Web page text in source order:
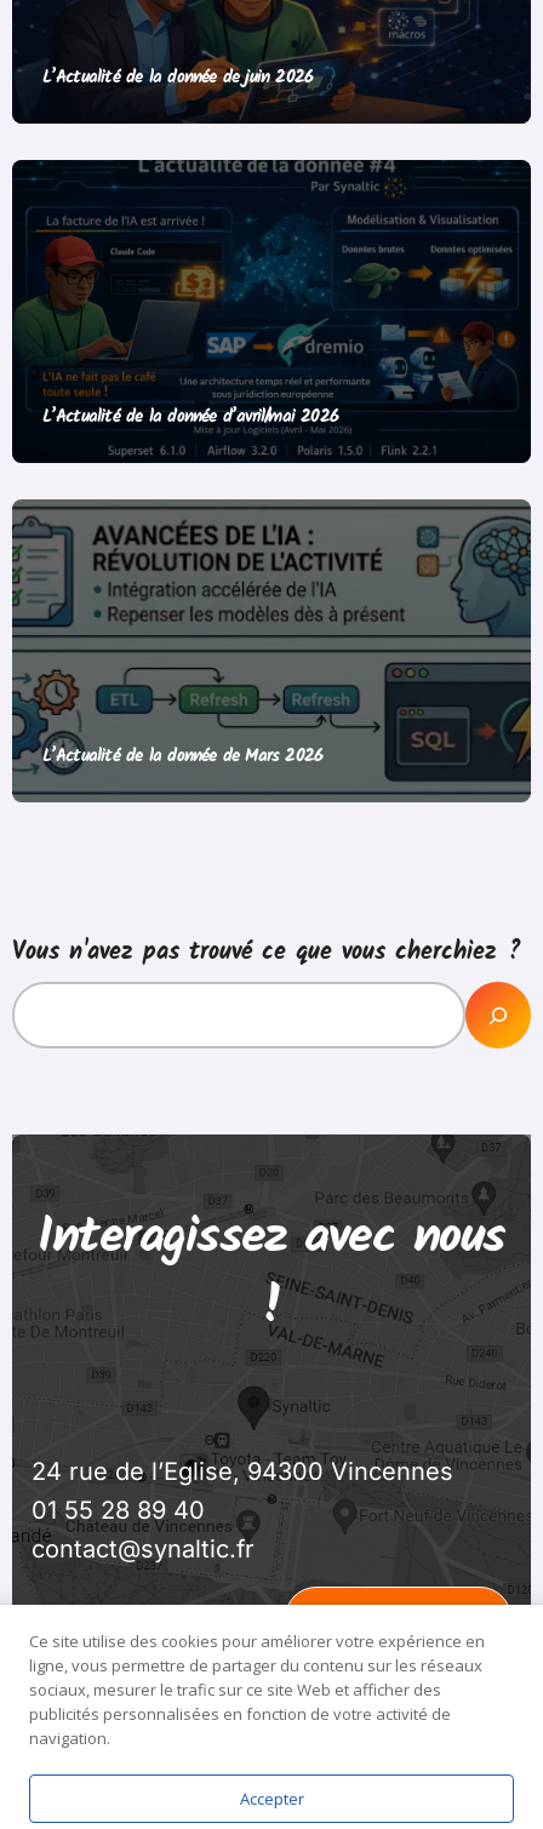
L’Actualité de la donnée de juin 2026
L’Actualité de la donnée d’avril/mai 2026
L’Actualité de la donnée de Mars 2026
Vous n'avez pas trouvé ce que vous cherchiez ?
Interagissez avec nous
!
24 rue de l’Eglise, 94300 Vincennes
01 55 28 89 40
contact@synaltic.fr
Copyright @2026 bySynaltic
Ce site utilise des cookies pour améliorer votre expérience en
ligne, vous permettre de partager du contenu sur les réseaux
sociaux, mesurer le trafic sur ce site Web et afficher des
publicités personnalisées en fonction de votre activité de
navigation.
Accepter